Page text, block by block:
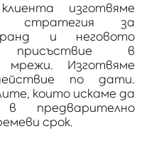
изготвяме
стратегия за
и неговото
присъствие в
мрежи. Изготвяме
по дати.
които искаме да
в предварително
срок.